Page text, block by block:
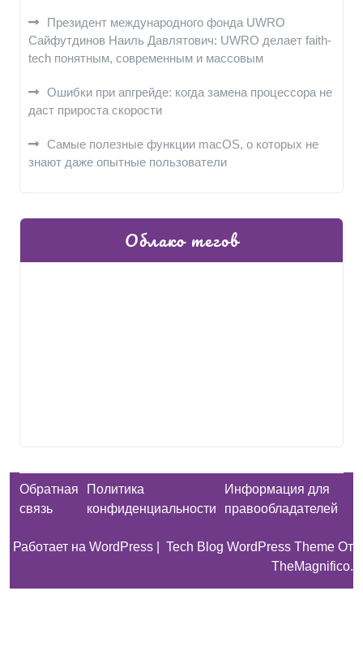
Президент международного фонда UWRO
Сайфутдинов Наиль Давлятович: UWRO делает faith-
tech понятным, современным и массовым
Ошибки при апгрейде: когда замена процессора не
даст прироста скорости
Самые полезные функции macOS, о которых не
знают даже опытные пользователи
Облако тегов
Обратная
связь
Политика
конфиденциальности
Информация для
правообладателей
Работает на WordPress Tech Blog WordPress Theme От
TheMagnifico.